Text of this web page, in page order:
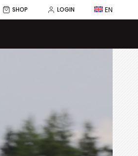
SHOP LOGIN EN